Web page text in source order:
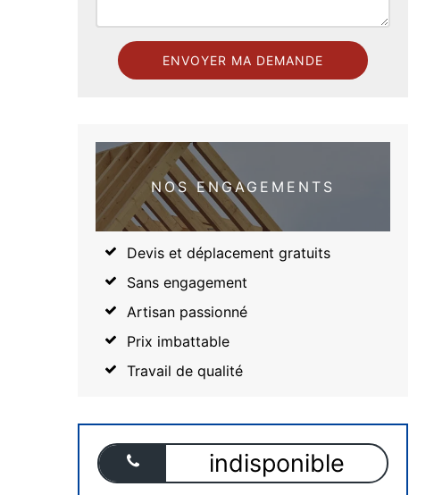
NOS ENGAGEMENTS
Devis et déplacement gratuits
Sans engagement
Artisan passionné
Prix imbattable
Travail de qualité
indisponible